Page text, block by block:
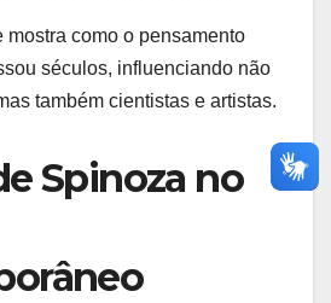
mostra como o pensamento
séculos, influenciando não
também cientistas e artistas.
Spinoza no